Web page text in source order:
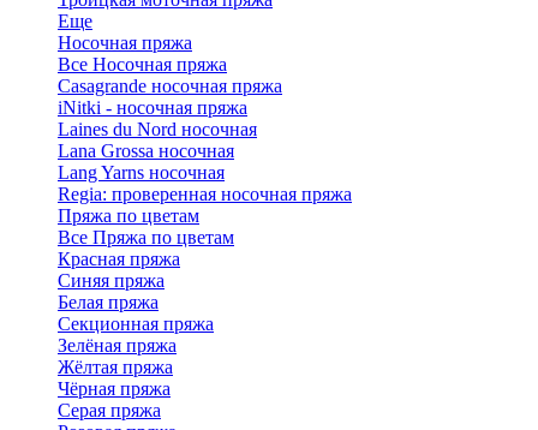
Еще
Носочная пряжа
Все Носочная пряжа
Casagrande носочная пряжа
iNitki - носочная пряжа
Laines du Nord носочная
Lana Grossa носочная
Lang Yarns носочная
Regia: проверенная носочная пряжа
Пряжа по цветам
Все Пряжа по цветам
Красная пряжа
Синяя пряжа
Белая пряжа
Секционная пряжа
Зелёная пряжа
Жёлтая пряжа
Чёрная пряжа
Серая пряжа